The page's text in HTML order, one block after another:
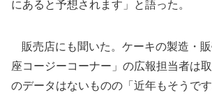
にあると予想されます」と語った。
販売店にも聞いた。ケーキの製造・
座コージーコーナー」の広報担当者は
のデータはないものの「近年もそうで